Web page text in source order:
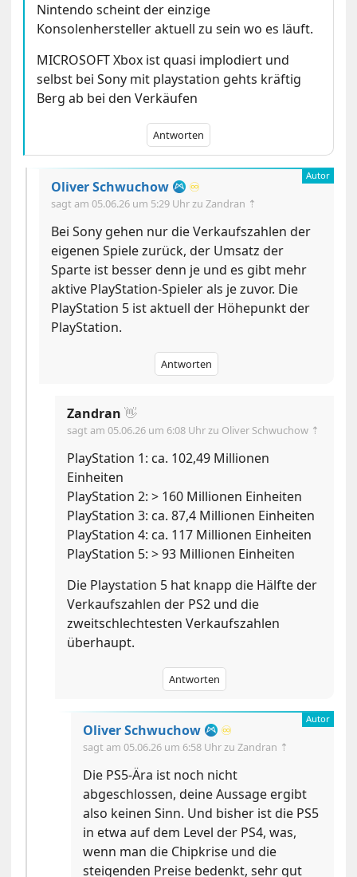
Nintendo scheint der einzige
Konsolenhersteller aktuell zu sein wo es läuft.
MICROSOFT Xbox ist quasi implodiert und
selbst bei Sony mit playstation gehts kräftig
Berg ab bei den Verkäufen
Antworten
Oliver Schwuchow ♾️
sagt am05.06.26 um 5:29 Uhrzu Zandran ⇡
Bei Sony gehen nur die Verkaufszahlen der
eigenen Spiele zurück, der Umsatz der
Sparte ist besser denn je und es gibt mehr
aktive PlayStation-Spieler als je zuvor. Die
PlayStation 5 ist aktuell der Höhepunkt der
PlayStation.
Antworten
Zandran 👋
sagt am05.06.26 um 6:08 Uhrzu Oliver Schwuchow ⇡
PlayStation 1: ca. 102,49 Millionen
Einheiten
PlayStation 2: > 160 Millionen Einheiten
PlayStation 3: ca. 87,4 Millionen Einheiten
PlayStation 4: ca. 117 Millionen Einheiten
PlayStation 5: > 93 Millionen Einheiten
Die Playstation 5 hat knapp die Hälfte der
Verkaufszahlen der PS2 und die
zweitschlechtesten Verkaufszahlen
überhaupt.
Antworten
Oliver Schwuchow ♾️
sagt am05.06.26 um 6:58 Uhrzu Zandran ⇡
Die PS5-Ära ist noch nicht
abgeschlossen, deine Aussage ergibt
also keinen Sinn. Und bisher ist die PS5
in etwa auf dem Level der PS4, was,
wenn man die Chipkrise und die
steigenden Preise bedenkt, sehr gut